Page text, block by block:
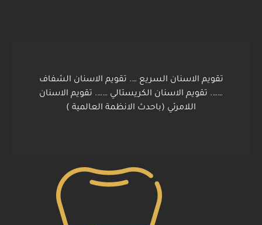
تقويم الاسنان السريع …. تقويم الاسنان الشفاف
……. تقويم الاسنان الكريستالي ……. تقويم الاسنان
اللامرئي (باحدث الانظمة العالمية )